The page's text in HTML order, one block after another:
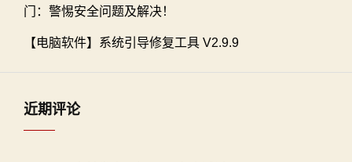
门：警惕安全问题及解决！
【电脑软件】系统引导修复工具 V2.9.9
近期评论